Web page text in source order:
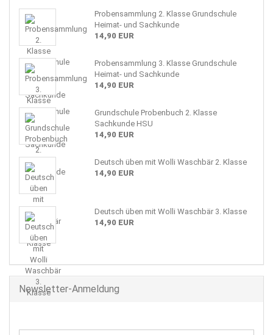
Probensammlung 2. Klasse Grundschule
Heimat- und Sachkunde
14,90 EUR
Probensammlung 3. Klasse Grundschule
Heimat- und Sachkunde
14,90 EUR
Grundschule Probenbuch 2. Klasse
Sachkunde HSU
14,90 EUR
Deutsch üben mit Wolli Waschbär 2. Klasse
14,90 EUR
Deutsch üben mit Wolli Waschbär 3. Klasse
14,90 EUR
Newsletter-Anmeldung